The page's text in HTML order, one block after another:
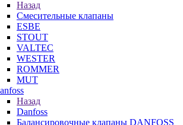
Назад
Смесительные клапаны
ESBE
STOUT
VALTEC
WESTER
ROMMER
MUT
Назад
Danfoss
Балансировочные клапаны DANFOSS